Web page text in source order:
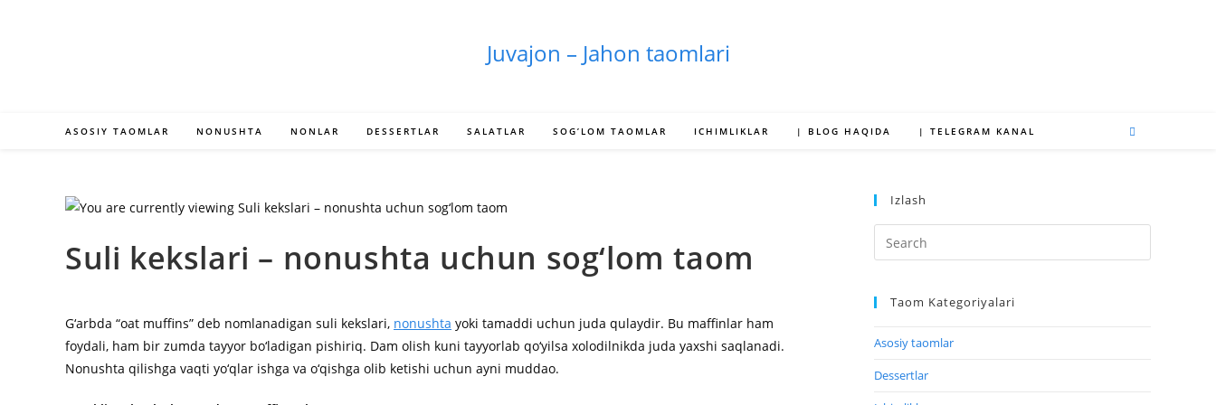
Juvajon – Jahon taomlari
ASOSIY TAOMLAR NONUSHTA NONLAR DESSERTLAR SALATLAR SOG’LOM TAOMLAR ICHIMLIKLAR | BLOG HAQIDA | TELEGRAM KANAL
Suli kekslari – nonushta uchun sog‘lom taom
G‘arbda “oat muffins” deb nomlanadigan suli kekslari, nonushta yoki tamaddi uchun juda qulaydir. Bu maffinlar ham
foydali, ham bir zumda tayyor bo‘ladigan pishiriq. Dam olish kuni tayyorlab qo‘yilsa xolodilnikda juda yaxshi saqlanadi.
Nonushta qilishga vaqti yo‘qlar ishga va o‘qishga olib ketishi uchun ayni muddao.
Izlash
Taom Kategoriyalari
Asosiy taomlar
Dessertlar